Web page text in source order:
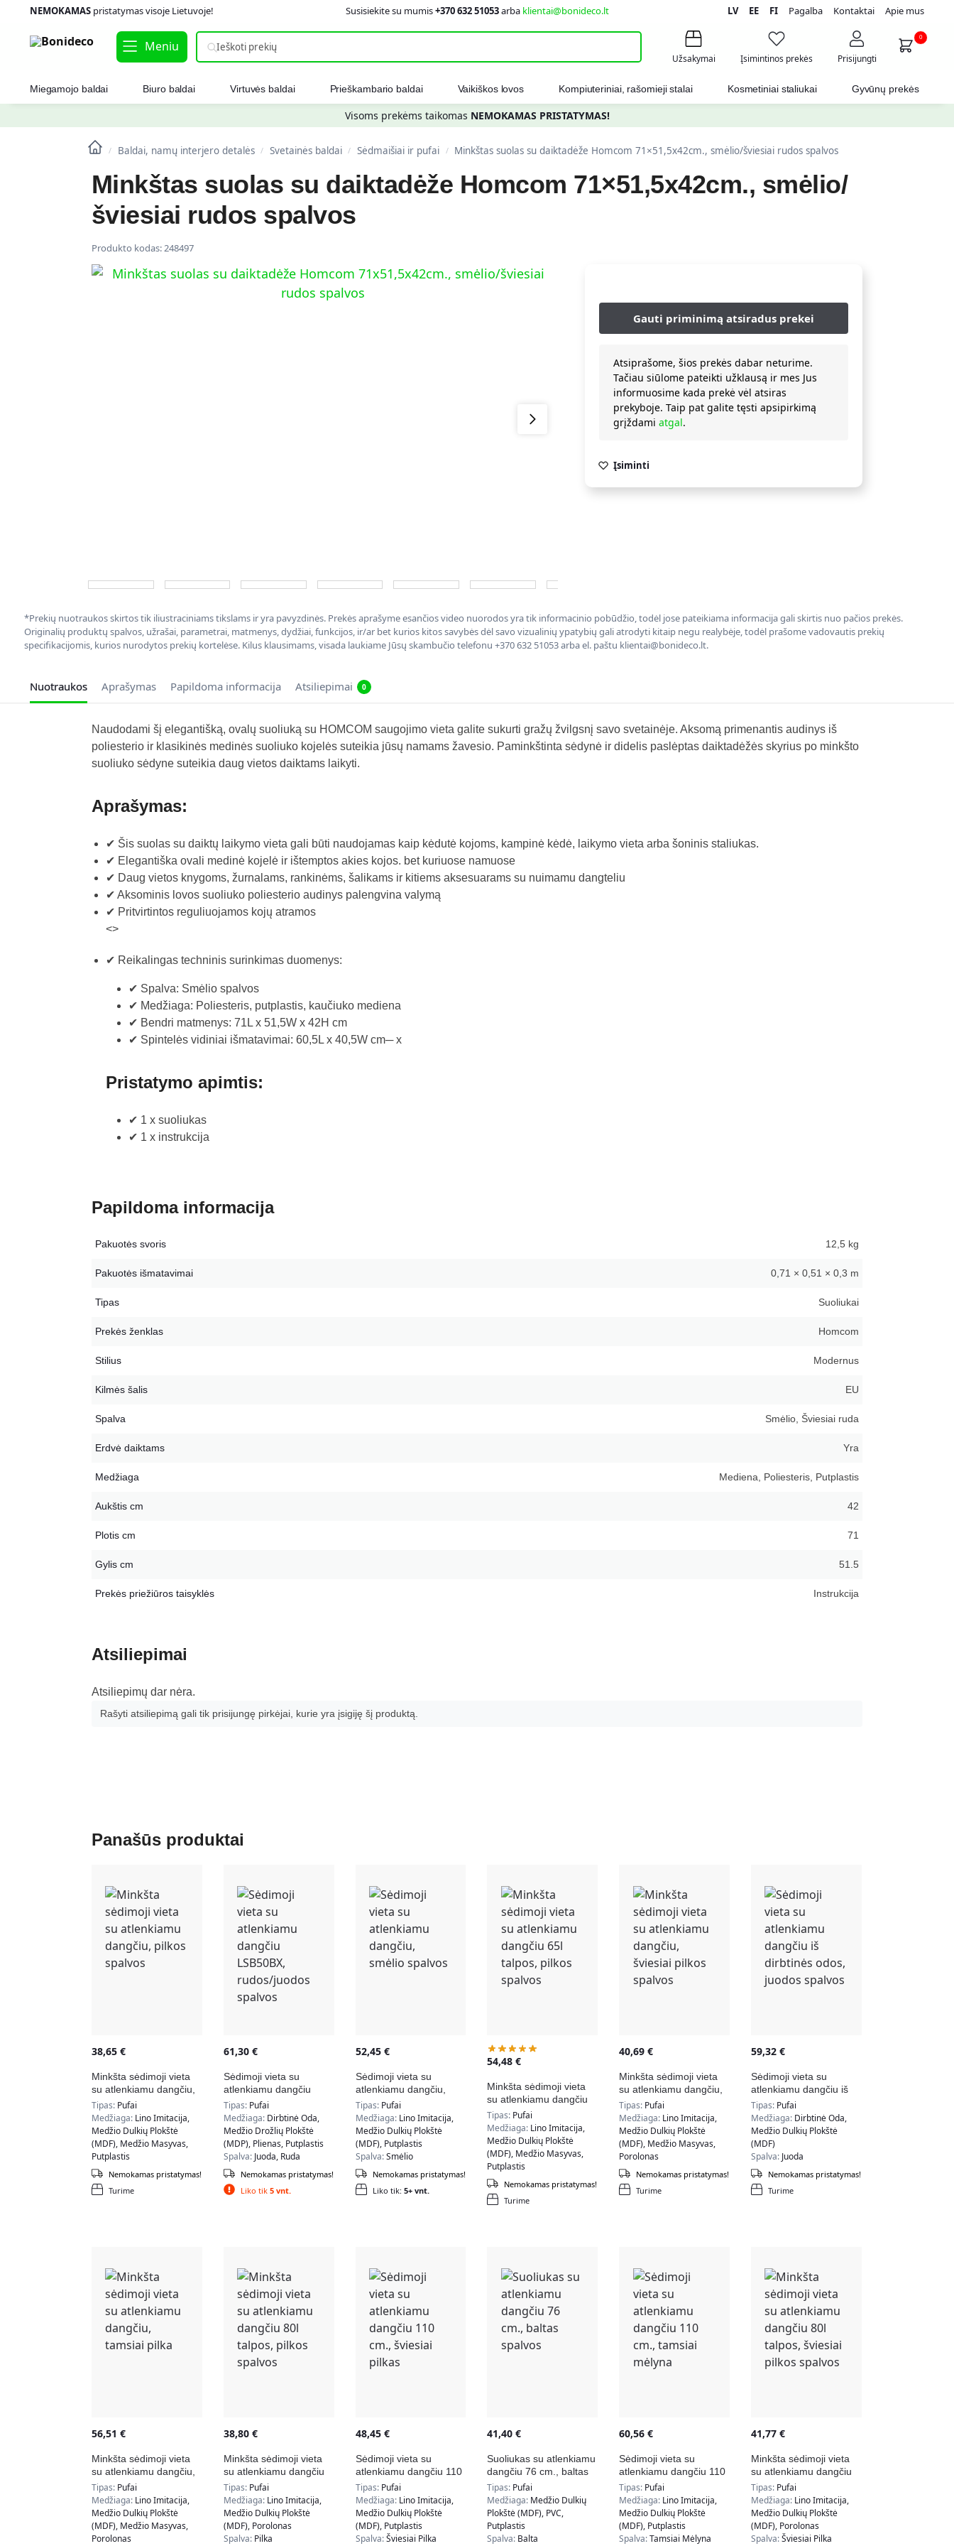
NEMOKAMASpristatymas visoje Lietuvoje! Susisiekite su mumis+370 632 51053arba klientai@bonideco.lt LV EE FI Pagalba Kontaktai Apie mus
Meniu
Užsakymai Įsimintinos prekės Prisijungti
0
Miegamojo baldai Biuro baldai Virtuvės baldai Prieškambario baldai Vaikiškos lovos Kompiuteriniai, rašomieji stalai Kosmetiniai staliukai Gyvūnų prekės
Visoms prekėms taikomas NEMOKAMAS PRISTATYMAS!
/ Baldai, namų interjero detalės / Svetainės baldai / Sėdmaišiai ir pufai / Minkštas suolas su daiktadėže Homcom 71×51,5x42cm., smėlio/šviesiai rudos spalvos
Minkštas suolas su daiktadėže Homcom 71×51,5x42cm., smėlio/
šviesiai rudos spalvos
Produkto kodas:248497
Atsiprašome, šios prekės dabar neturime.
Tačiau siūlome pateikti užklausą ir mes Jus
informuosime kada prekė vėl atsiras
prekyboje. Taip pat galite tęsti apsipirkimą
grįždamiatgal.
Įsiminti
*Prekių nuotraukos skirtos tik iliustraciniams tikslams ir yra pavyzdinės. Prekės aprašyme esančios video nuorodos yra tik informacinio pobūdžio, todėl jose pateikiama informacija gali skirtis nuo pačios prekės.
Originalių produktų spalvos, užrašai, parametrai, matmenys, dydžiai, funkcijos, ir/ar bet kurios kitos savybės dėl savo vizualinių ypatybių gali atrodyti kitaip negu realybėje, todėl prašome vadovautis prekių
specifikacijomis, kurios nurodytos prekių kortelėse. Kilus klausimams, visada laukiame Jūsų skambučio telefonu +370 632 51053 arba el. paštu klientai@bonideco.lt.
Nuotraukos Aprašymas Papildoma informacija Atsiliepimai 0
Naudodami šį elegantišką, ovalų suoliuką su HOMCOM saugojimo vieta galite sukurti gražų žvilgsnį savo svetainėje. Aksomą primenantis audinys iš
poliesterio ir klasikinės medinės suoliuko kojelės suteikia jūsų namams žavesio. Paminkštinta sėdynė ir didelis paslėptas daiktadėžės skyrius po minkšto
suoliuko sėdyne suteikia daug vietos daiktams laikyti.
Aprašymas:
✔ Šis suolas su daiktų laikymo vieta gali būti naudojamas kaip kėdutė kojoms, kampinė kėdė, laikymo vieta arba šoninis staliukas.
✔ Elegantiška ovali medinė kojelė ir ištemptos akies kojos. bet kuriuose namuose
✔ Daug vietos knygoms, žurnalams, rankinėms, šalikams ir kitiems aksesuarams su nuimamu dangteliu
✔ Aksominis lovos suoliuko poliesterio audinys palengvina valymą
✔ Pritvirtintos reguliuojamos kojų atramos
<>
✔ Reikalingas techninis surinkimas duomenys:
✔ Spalva: Smėlio spalvos
✔ Medžiaga: Poliesteris, putplastis, kaučiuko mediena
✔ Bendri matmenys: 71L x 51,5W x 42H cm
✔ Spintelės vidiniai išmatavimai: 60,5L x 40,5W cm─ x
Pristatymo apimtis:
✔ 1 x suoliukas
✔ 1 x instrukcija
Papildoma informacija
Pakuotės svoris 12,5 kg
Pakuotės išmatavimai 0,71 × 0,51 × 0,3 m
Tipas Suoliukai
Prekės ženklas Homcom
Stilius Modernus
Kilmės šalis EU
Spalva Smėlio, Šviesiai ruda
Erdvė daiktams Yra
Medžiaga Mediena, Poliesteris, Putplastis
Aukštis cm 42
Plotis cm 71
Gylis cm 51.5
Prekės priežiūros taisyklės Instrukcija
Atsiliepimai
Atsiliepimų dar nėra.
Rašyti atsiliepimą gali tik prisijungę pirkėjai, kurie yra įsigiję šį produktą.
Panašūs produktai
38,65 €
Minkšta sėdimoji vieta
su atlenkiamu dangčiu,
pilkos spalvos
Tipas: Pufai
Medžiaga: Lino Imitacija,
Medžio Dulkių Plokštė
(MDF), Medžio Masyvas,
Putplastis
Spalva:
Pilka
Turime
Nemokamas pristatymas!
61,30 €
Sėdimoji vieta su
atlenkiamu dangčiu
LSB50BX, rudos/juodos
spalvos
Tipas: Pufai
Medžiaga: Dirbtinė Oda,
Medžio Drožlių Plokštė
(MDP), Plienas, Putplastis
Spalva: Juoda, Ruda
Liko tik 5 vnt.
Nemokamas pristatymas!
52,45 €
Sėdimoji vieta su
atlenkiamu dangčiu,
smėlio spalvos
Tipas: Pufai
Medžiaga: Lino Imitacija,
Medžio Dulkių Plokštė
(MDF), Putplastis
Spalva:Smėlio
Liko tik: 5+ vnt.
Nemokamas pristatymas!
54,48€
Minkšta sėdimoji vieta
su atlenkiamu dangčiu
65l talpos, pilkos
spalvos
Tipas: Pufai
Medžiaga: Lino Imitacija,
Medžio Dulkių Plokštė
(MDF), Medžio Masyvas,
Putplastis
Spalva:
Pilka
Turime
Nemokamas pristatymas!
40,69€
Minkšta sėdimoji vieta
su atlenkiamu dangčiu,
šviesiai pilkos spalvos
Tipas: Pufai
Medžiaga: Lino Imitacija,
Medžio Dulkių Plokštė
(MDF), Medžio Masyvas,
Porolonas
Spalva:
Šviesiai Pilka
Turime
Nemokamas pristatymas!
59,32 €
Sėdimoji vieta su
atlenkiamu dangčiu iš
dirbtinės odos, juodos
spalvos
Tipas: Pufai
Medžiaga: Dirbtinė Oda,
Medžio Dulkių Plokštė
(MDF)
Spalva: Juoda
Turime
Nemokamas pristatymas!
56,51 €
Minkšta sėdimoji vieta
su atlenkiamu dangčiu,
tamsiai pilka
Tipas: Pufai
Medžiaga: Lino Imitacija,
Medžio Dulkių Plokštė
(MDF), Medžio Masyvas,
Porolonas
38,80 €
Minkšta sėdimoji vieta
su atlenkiamu dangčiu
80l talpos, pilkos
spalvos
Tipas: Pufai
Medžiaga: Lino Imitacija,
Medžio Dulkių Plokštė
(MDF), Porolonas
Spalva: Pilka
48,45 €
Sėdimoji vieta su
atlenkiamu dangčiu 110
cm., šviesiai pilkas
Tipas: Pufai
Medžiaga: Lino Imitacija,
Medžio Dulkių Plokštė
(MDF), Putplastis
Spalva:Šviesiai Pilka
41,40€
Suoliukas su atlenkiamu
dangčiu 76 cm., baltas
spalvos
Tipas: Pufai
Medžiaga: Medžio Dulkių
Plokštė (MDF), PVC,
Putplastis
Spalva: Balta
60,56€
Sėdimoji vieta su
atlenkiamu dangčiu 110
cm., tamsiai mėlyna
Tipas: Pufai
Medžiaga: Lino Imitacija,
Medžio Dulkių Plokštė
(MDF), Putplastis
Spalva:Tamsiai Mėlyna
41,77 €
Minkšta sėdimoji vieta
su atlenkiamu dangčiu
80l talpos, šviesiai pilkos
spalvos
Tipas: Pufai
Medžiaga: Lino Imitacija,
Medžio Dulkių Plokštė
(MDF), Porolonas
Spalva:Šviesiai Pilka